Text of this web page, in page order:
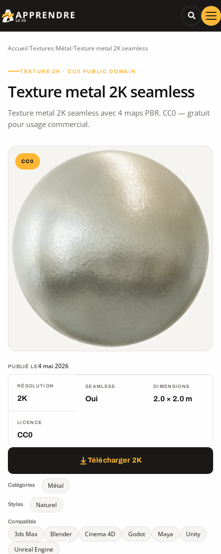
Accueil/Textures/Métal/Texture metal 2K seamless
TEXTURE 2K · CC0 PUBLIC DOMAIN
Texture metal 2K seamless
Texture metal 2K seamless avec 4 maps PBR. CC0 — gratuit
pour usage commercial.
CC0
PUBLIÉ LE4 mai 2026
RÉSOLUTION
2K
SEAMLESS
Oui
DIMENSIONS
2.0 × 2.0 m
LICENCE
CC0
Télécharger 2K
Catégories Métal
Styles Naturel
Compatible
3ds Max Blender Cinema 4D Godot Maya
Unity
Unreal Engine